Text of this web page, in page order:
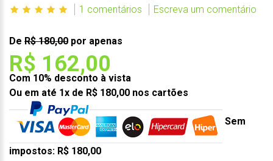
1 comentários Escreva um comentário
De R$ 180,00 por apenas
R$ 162,00
Com 10% desconto à vista
Ou em até 1x de R$ 180,00 nos cartões
Sem
impostos: R$ 180,00